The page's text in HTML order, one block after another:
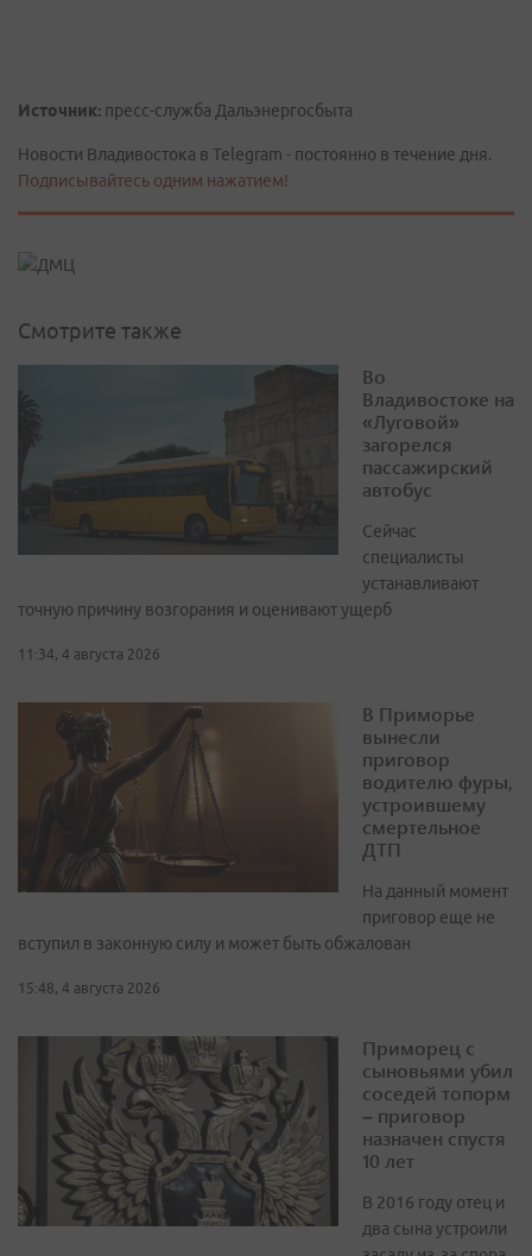
Источник: пресс-служба Дальэнергосбыта
Новости Владивостока в Telegram - постоянно в течение дня.
Подписывайтесь одним нажатием!
Смотрите также
Во
Владивостоке на
«Луговой»
загорелся
пассажирский
автобус
Сейчас
специалисты
устанавливают
точную причину возгорания и оценивают ущерб
11:34, 4 августа 2026
В Приморье
вынесли
приговор
водителю фуры,
устроившему
смертельное
ДТП
На данный момент
приговор еще не
вступил в законную силу и может быть обжалован
15:48, 4 августа 2026
Приморец с
сыновьями убил
соседей топорм
– приговор
назначен спустя
10 лет
В 2016 году отец и
два сына устроили